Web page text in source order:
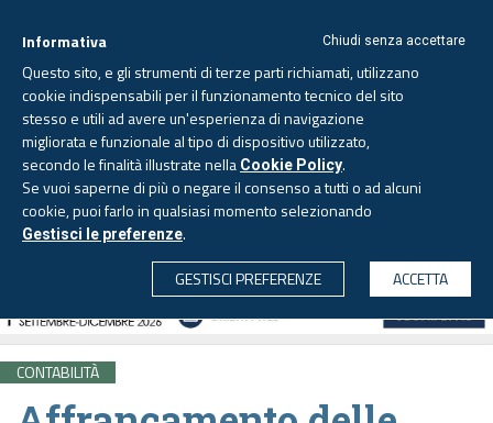
CERCA
Lunedì, 10 agosto 2026 - Aggiornato alle 6.00
CONTABILITÀ
Chiudi senza accettare
Informativa
Questo sito, e gli strumenti di terze parti richiamati, utilizzano
cookie indispensabili per il funzionamento tecnico del sito
stesso e utili ad avere un'esperienza di navigazione
migliorata e funzionale al tipo di dispositivo utilizzato,
secondo le finalità illustrate nella Cookie Policy.
Se vuoi saperne di più o negare il consenso a tutti o ad alcuni
cookie, puoi farlo in qualsiasi momento selezionando
Gestisci le preferenze.
GESTISCI PREFERENZE
ACCETTA